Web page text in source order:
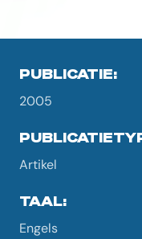
PUBLICATIE:
2005
Artikel
TAAL:
Engels